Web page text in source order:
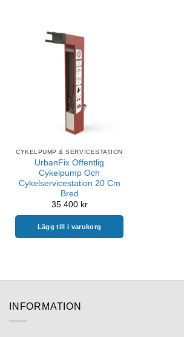
CYKELPUMP & SERVICESTATION
UrbanFix Offentlig
Cykelpump Och
Cykelservicestation 20 Cm
Bred
35 400 kr
Lägg till i varukorg
INFORMATION